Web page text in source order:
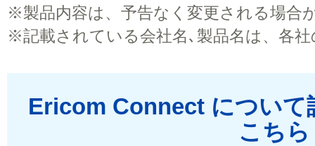
※製品内容は、予告なく変更される場合
※記載されている会社名､製品名は、各
Ericom Connect について
こちら